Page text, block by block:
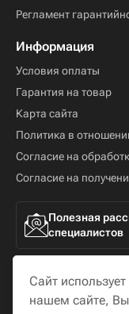
Регламент
Информация
Условия оплаты
Гарантия на товар
Карта сайта
Политика в
Согласие на
Согласие на
Полезная
специалистов
Сайт
нашем сайте, Вы